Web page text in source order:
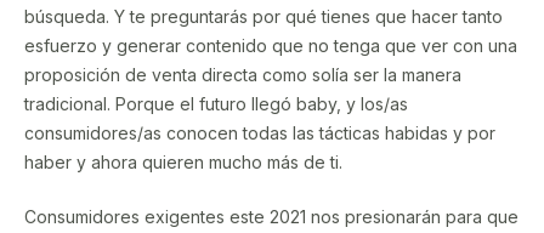
búsqueda. Y te preguntarás por qué tienes que hacer tanto
esfuerzo y generar contenido que no tenga que ver con una
proposición de venta directa como solía ser la manera
tradicional. Porque el futuro llegó baby, y los/as
consumidores/as conocen todas las tácticas habidas y por
haber y ahora quieren mucho más de ti.
Consumidores exigentes este 2021 nos presionarán para que